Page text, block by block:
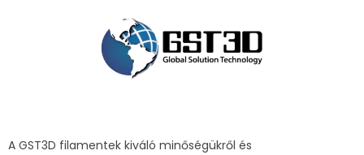
A GST3D filamentek kiváló minőségükről és